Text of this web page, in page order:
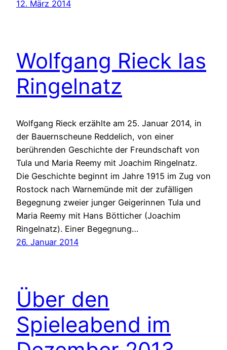
12. März 2014
Wolfgang Rieck las
Ringelnatz
Wolfgang Rieck erzählte am 25. Januar 2014, in
der Bauernscheune Reddelich, von einer
berührenden Geschichte der Freundschaft von
Tula und Maria Reemy mit Joachim Ringelnatz.
Die Geschichte beginnt im Jahre 1915 im Zug von
Rostock nach Warnemünde mit der zufälligen
Begegnung zweier junger Geigerinnen Tula und
Maria Reemy mit Hans Bötticher (Joachim
Ringelnatz). Einer Begegnung…
26. Januar 2014
Über den
Spieleabend im